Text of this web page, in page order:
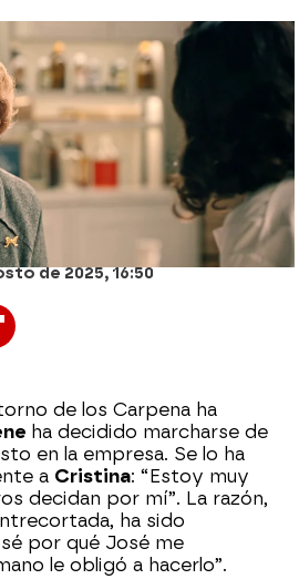
a don Pedro y le da el
no soy tu familia”
de 2025, 16:50
de los Carpena ha
ha decidido marcharse de
en la empresa. Se lo ha
a Cristina: “Estoy muy
decidan por mí”. La razón,
ha sido
por qué José me
le obligó a hacerlo”.